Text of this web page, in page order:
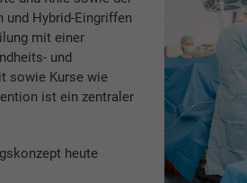
und Hybrid-Eingriffen
mit einer
und
sowie Kurse wie
ist ein zentraler
heute